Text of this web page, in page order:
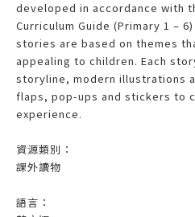
developed in accordance with
Curriculum Guide (Primary 1 –
stories are based on themes
appealing to children. Each
storyline, modern illustrations
flaps, pop-ups and stickers to
experience.
資源類別：
課外讀物
語言：